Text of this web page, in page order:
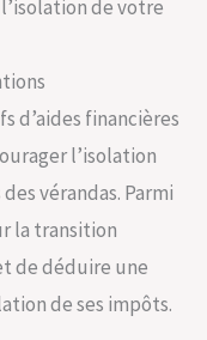
de votre
d’aides financières
l’isolation
vérandas. Parmi
la transition
de déduire une
de ses impôts.